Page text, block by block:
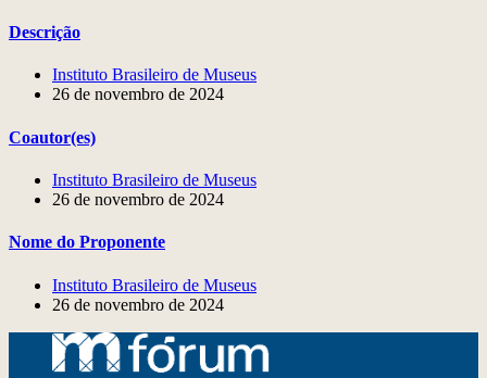
Descrição
Instituto Brasileiro de Museus
26 de novembro de 2024
Coautor(es)
Instituto Brasileiro de Museus
26 de novembro de 2024
Nome do Proponente
Instituto Brasileiro de Museus
26 de novembro de 2024